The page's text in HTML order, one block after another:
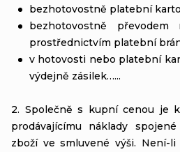
bezhotovostně platební
bezhotovostně převodem
prostřednictvím platební
v hotovosti nebo platební
výdejně zásilek…...
2. Společně s kupní cenou je
prodávajícímu náklady
zboží ve smluvené výši. Není-